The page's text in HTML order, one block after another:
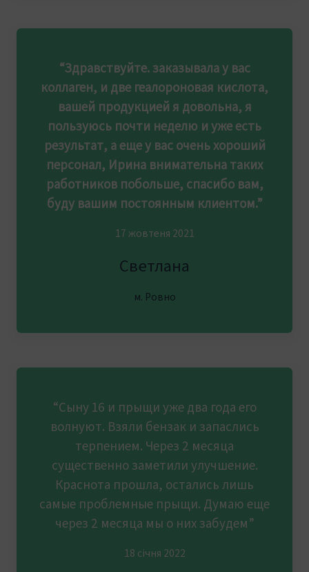
“Здравствуйте. заказывала у вас
коллаген, и две геалороновая кислота,
вашей продукцией я довольна, я
пользуюсь почти неделю и уже есть
результат, а еще у вас очень хороший
персонал, Ирина внимательна таких
работников побольше, спасибо вам,
буду вашим постоянным клиентом.”
17 жовтеня 2021
Светлана
м. Ровно
“Сыну 16 и прыщи уже два года его
волнуют. Взяли бензак и запаслись
терпением. Через 2 месяца
существенно заметили улучшение.
Краснота прошла, остались лишь
самые проблемные прыщи. Думаю еще
через 2 месяца мы о них забудем”
18 січня 2022